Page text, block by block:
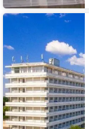
Санаторий